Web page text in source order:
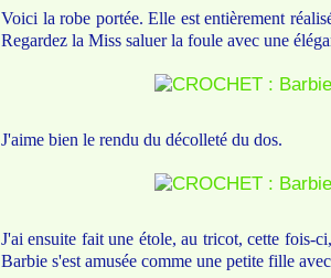
Voici la robe portée. Elle est entièrement
Regardez la Miss saluer la foule avec une
J'aime bien le rendu du décolleté du dos.
J'ai ensuite fait une étole, au tricot, cette fois-
Barbie s'est amusée comme une petite fille